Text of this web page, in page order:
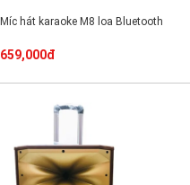
Míc hát karaoke M8 loa Bluetooth
659,000đ